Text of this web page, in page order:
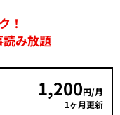
！
み放題
1,200円/月
1ヶ月更新